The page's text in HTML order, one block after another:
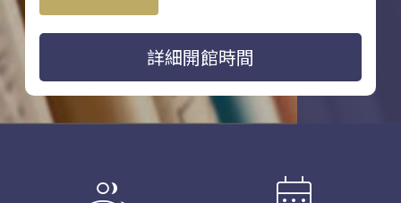
詳細開館時間